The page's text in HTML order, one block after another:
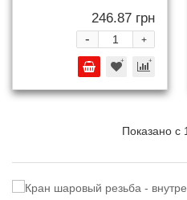
246.87 грн
+
-
Показано с